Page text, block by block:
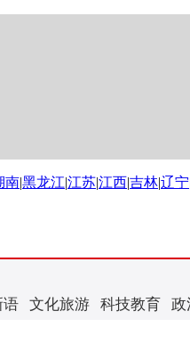
南|黑龙江|江苏|江西|吉林|辽宁
语 文化旅游 科技教育 政